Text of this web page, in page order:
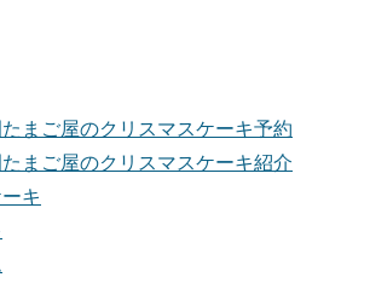
まご屋のクリスマスケーキ予約
まご屋のクリスマスケーキ紹介
キ